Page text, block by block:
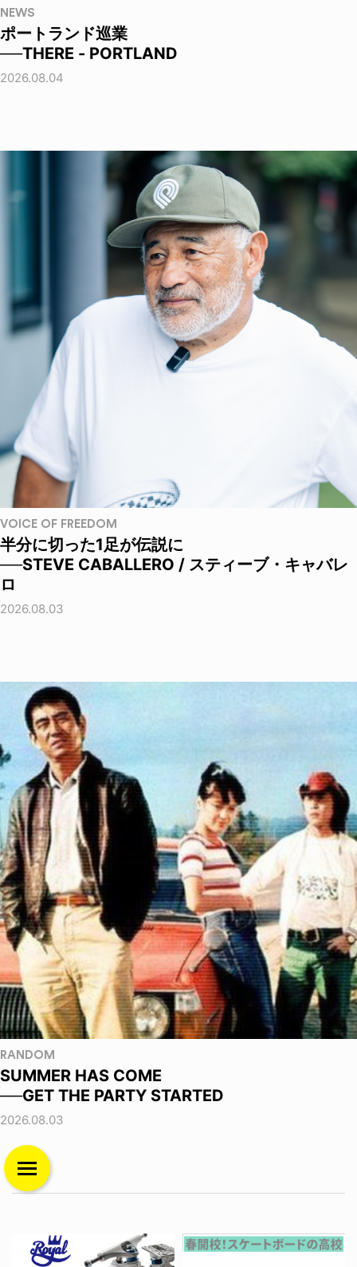
NEWS
ポートランド巡業
──THERE - PORTLAND
2026.08.04
VOICE OF FREEDOM
半分に切った1足が伝説に
──STEVE CABALLERO / スティーブ・キャバレ
ロ
2026.08.03
RANDOM
SUMMER HAS COME
──GET THE PARTY STARTED
2026.08.03